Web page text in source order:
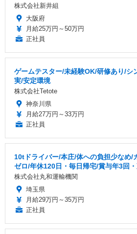
株式会社新井組
大阪府
月給25万円～50万円
正社員
ゲームテスター/未経験OK/研修あり/シ
実/安定環境
株式会社Tetote
神奈川県
月給27万円～33万円
正社員
10tドライバー/本庄/体への負担少なめ/
ゼロ/年休120日・毎日帰宅/賞与年3回
株式会社丸和運輸機関
埼玉県
月給29万円～35万円
正社員